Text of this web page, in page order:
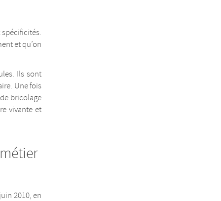
spécificités.
et qu’on
Ils sont
Une fois
bricolage
vivante et
2010, en